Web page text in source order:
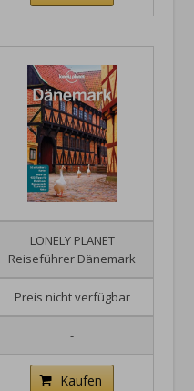
LONELY PLANET
Reiseführer Dänemark
Preis nicht verfügbar
-
Kaufen